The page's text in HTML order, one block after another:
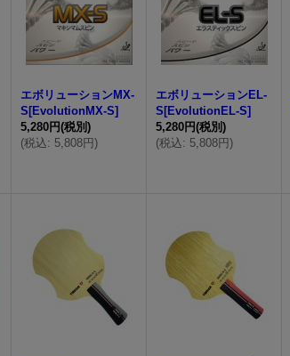
エボリューションMX-
S[EvolutionMX-S]
5,280円(税別)
(税込: 5,808円)
エボリューションEL-
S[EvolutionEL-S]
5,280円(税別)
(税込: 5,808円)